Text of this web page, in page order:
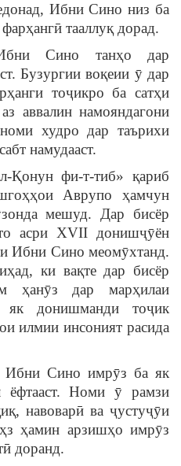
Ибни Сино низ ба
тааллуқ дорад.
Сино танҳо дар
Бузургии воқеии ӯ дар
тоҷикро ба сатҳи
аввалин намояндагони
худро дар таърихи
намудааст.
фи-т-тиб» қариб
Аврупо ҳамчун
мешуд. Дар бисёр
асри XVII донишҷӯён
Ибни Сино меомӯхтанд.
ки вақте дар бисёр
ҳанӯз дар марҳилаи
донишманди тоҷик
илмии инсоният расида
Ибни Сино имрӯз ба як
ёфтааст. Номи ӯ рамзи
навоварӣ ва ҷустуҷӯи
ҳамин арзишҳо имрӯз
доранд.